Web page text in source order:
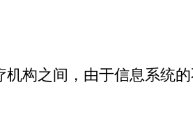
构之间，由于信息系统